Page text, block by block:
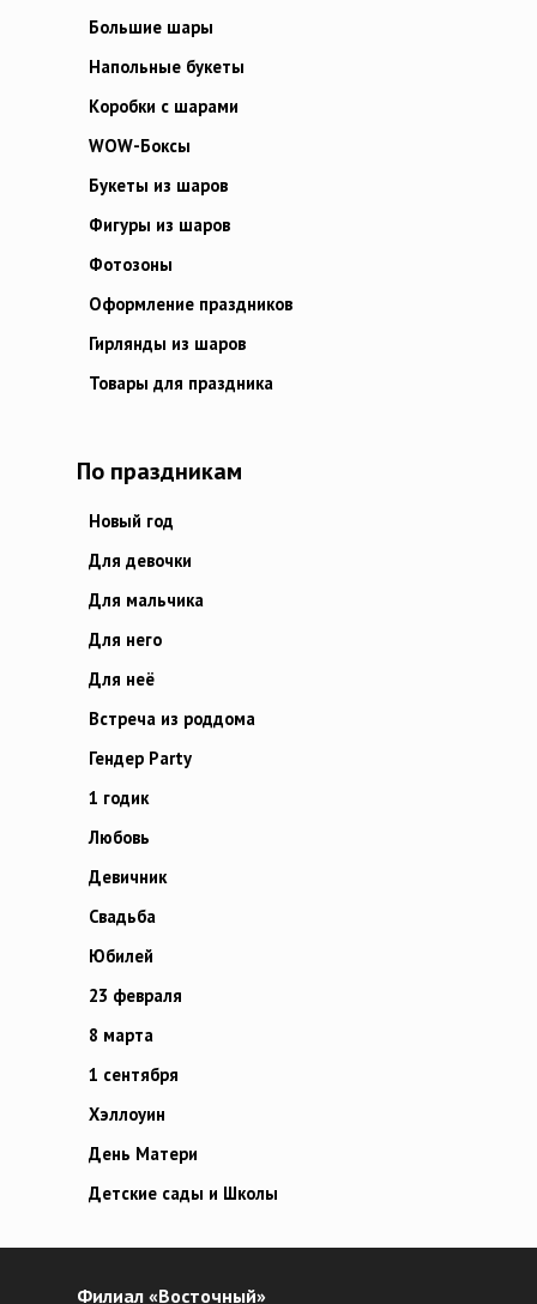
Большие шары
Напольные букеты
Коробки с шарами
WOW-Боксы
Букеты из шаров
Фигуры из шаров
Фотозоны
Оформление праздников
Гирлянды из шаров
Товары для праздника
По праздникам
Новый год
Для девочки
Для мальчика
Для него
Для неё
Встреча из роддома
Гендер Party
1 годик
Любовь
Девичник
Свадьба
Юбилей
23 февраля
8 марта
1 сентября
Хэллоуин
День Матери
Детские сады и Школы
Филиал «Восточный»